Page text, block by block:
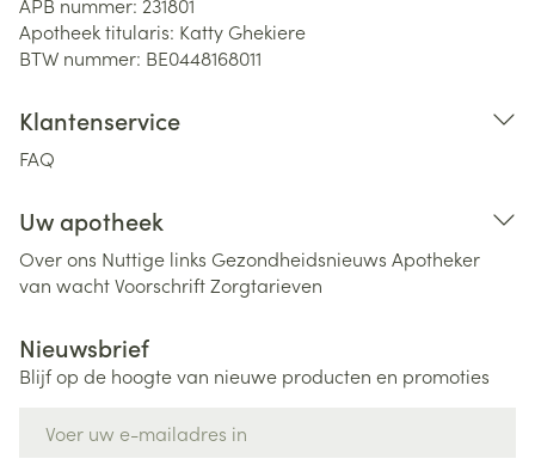
Apotheek titularis: Katty Ghekiere
BTW nummer: BE0448168011
Klantenservice
FAQ
Uw apotheek
Over ons Nuttige links Gezondheidsnieuws Apotheker
van wachtVoorschriftZorgtarieven
Nieuwsbrief
Blijf op de hoogte van nieuwe producten en promoties